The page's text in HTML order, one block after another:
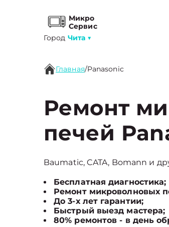
Микро
Сервис
Город Чита ▼
Главная/Panasonic
Ремонт
печей
Baumatic, CATA, Bomann и
Бесплатная диагностика;
Ремонт микроволновых
До 3-х лет гарантии;
Быстрый выезд мастера;
80% ремонтов - в день